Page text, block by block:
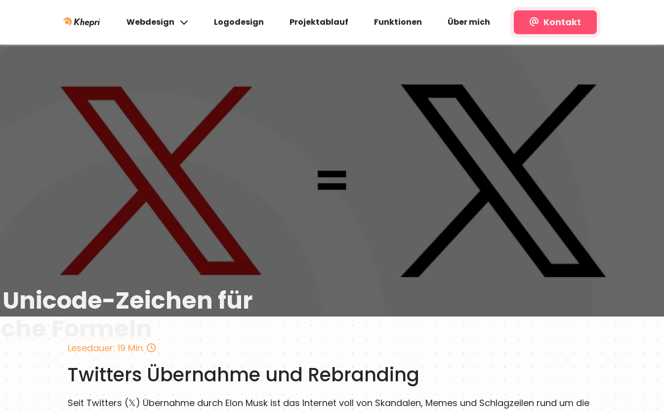
Webdesign Logodesign Projektablauf Funktionen Über mich Kontakt
Zeichen für
Formeln
Lesedauer: 19 Min.
Twitters Übernahme und Rebranding
Seit Twitters (𝕏) Übernahme durch Elon Musk ist das Internet voll von Skandalen, Memes und Schlagzeilen rund um die